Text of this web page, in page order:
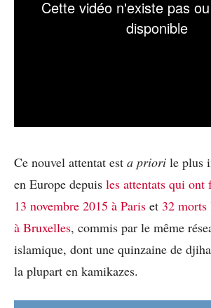
Ce nouvel attentat est a priori le plus
en Europe depuis les attentats qui
13 novembre 2015 à Paris et 32 morts
à Bruxelles, commis par le même
islamique, dont une quinzaine de
la plupart en kamikazes.